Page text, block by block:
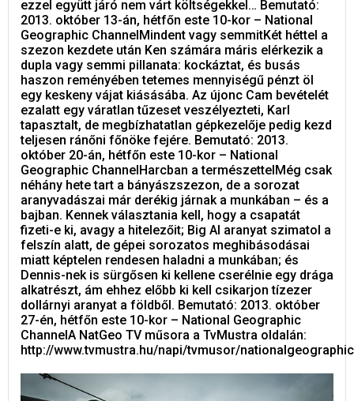
ezzel együtt járó nem várt költségekkel… Bemutató:
2013. október 13-án, hétfőn este 10-kor – National
Geographic ChannelMindent vagy semmitKét héttel a
szezon kezdete után Ken számára máris elérkezik a
dupla vagy semmi pillanata: kockáztat, és busás
haszon reményében tetemes mennyiségű pénzt öl
egy keskeny vájat kiásásába. Az újonc Cam bevételét
ezalatt egy váratlan tűzeset veszélyezteti, Karl
tapasztalt, de megbízhatatlan gépkezelője pedig kezd
teljesen ránőni főnöke fejére. Bemutató: 2013.
október 20-án, hétfőn este 10-kor – National
Geographic ChannelHarcban a természettelMég csak
néhány hete tart a bányászszezon, de a sorozat
aranyvadászai már derékig járnak a munkában – és a
bajban. Kennek választania kell, hogy a csapatát
fizeti-e ki, avagy a hitelezőit; Big Al aranyat szimatol a
felszín alatt, de gépei sorozatos meghibásodásai
miatt képtelen rendesen haladni a munkában; és
Dennis-nek is sürgősen ki kellene cserélnie egy drága
alkatrészt, ám ehhez előbb ki kell csikarjon tízezer
dollárnyi aranyat a földből. Bemutató: 2013. október
27-én, hétfőn este 10-kor – National Geographic
ChannelA NatGeo TV műsora a TvMustra oldalán:
http://www.tvmustra.hu/napi/tvmusor/nationalgeographic